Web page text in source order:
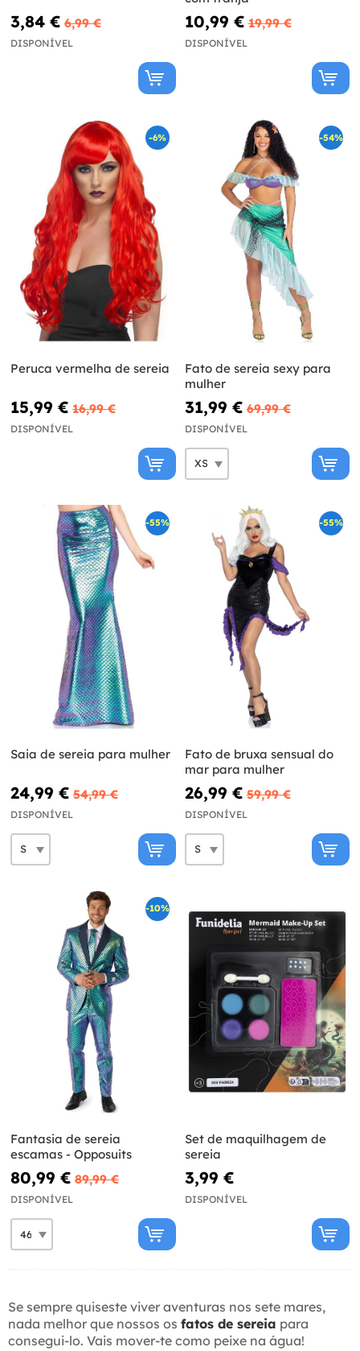
3,84 € 6,99 €
DISPONÍVEL
10,99 € 19,99 €
DISPONÍVEL
-6%
Peruca vermelha de sereia
15,99 € 16,99 €
DISPONÍVEL
-54%
Fato de sereia sexy para
mulher
31,99 € 69,99 €
DISPONÍVEL
-55%
Saia de sereia para mulher
24,99 € 54,99 €
DISPONÍVEL
-55%
Fato de bruxa sensual do
mar para mulher
26,99 € 59,99 €
DISPONÍVEL
-10%
Fantasia de sereia
escamas - Opposuits
80,99 € 89,99 €
DISPONÍVEL
Set de maquilhagem de
sereia
3,99 €
DISPONÍVEL
Se sempre quiseste viver aventuras nos sete mares,
nada melhor que nossos os fatos de sereia para
consegui-lo. Vais mover-te como peixe na água!